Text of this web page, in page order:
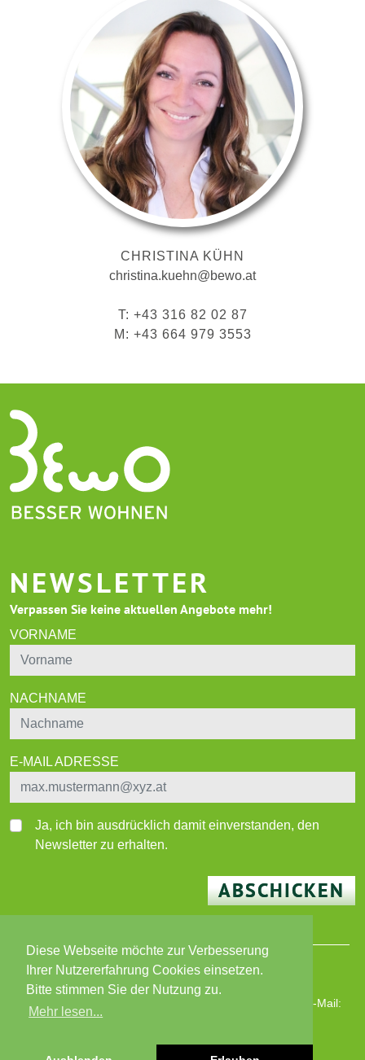
Diese Webseite möchte zur Verbesserung
Ihrer Nutzererfahrung Cookies einsetzen.
Bitte stimmen Sie der Nutzung zu.
Mehr lesen...
CHRISTINA KÜHN
christina.kuehn@bewo.at
T: +43 316 82 02 87
M: +43 664 979 3553
NEWSLETTER
Verpassen Sie keine aktuellen Angebote mehr!
VORNAME
NACHNAME
E-MAIL ADRESSE
Ja, ich bin ausdrücklich damit einverstanden, den
Newsletter zu erhalten.
ABSCHICKEN
© 2026 BEWO-Besser Wohnen-Immobilien GmbH
Wiener Straße 180, 8051 Graz | T: +43 316 82 02 87 | E-Mail:
Datenschutz